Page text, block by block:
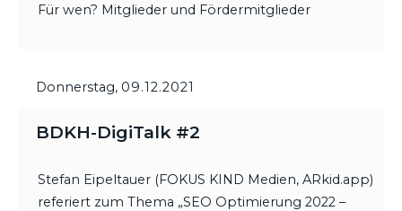
Für wen? Mitglieder und Fördermitglieder
Donnerstag, 09.12.2021
BDKH-DigiTalk #2
Stefan Eipeltauer (FOKUS KIND Medien, ARkid.app)
referiert zum Thema „SEO Optimierung 2022 –